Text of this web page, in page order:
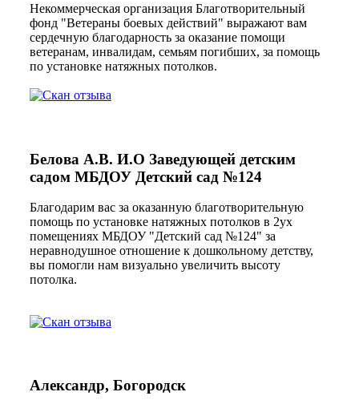
Некоммерческая организация Благотворительный
фонд "Ветераны боевых действий" выражают вам
сердечную благодарность за оказание помощи
ветеранам, инвалидам, семьям погибших, за помощь
по установке натяжных потолков.
Белова А.В. И.О Заведующей детским
садом МБДОУ Детский сад №124
Благодарим вас за оказанную благотворительную
помощь по установке натяжных потолков в 2ух
помещениях МБДОУ "Детский сад №124" за
неравнодушное отношение к дошкольному детству,
вы помогли нам визуально увеличить высоту
потолка.
Александр, Богородск